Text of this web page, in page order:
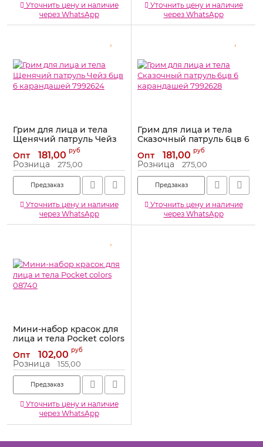
Уточнить цену и наличие
через WhatsApp
Уточнить цену и наличие
через WhatsApp
Грим для лица и тела
Щенячий патруль Чейз
6цв 6 карандашей
7992624
Артикул: 7992624
Опт 181,00 руб
Розница 275,00
Предзаказ
Уточнить цену и наличие
через WhatsApp
Грим для лица и тела
Сказочный патруль 6цв 6
карандашей 7992628
Артикул: 7992628
Опт 181,00 руб
Розница 275,00
Предзаказ
Уточнить цену и наличие
через WhatsApp
Мини-набор красок для
лица и тела Pocket colors
Артикул: 08740
Опт 102,00 руб
Розница 155,00
Предзаказ
Уточнить цену и наличие
через WhatsApp